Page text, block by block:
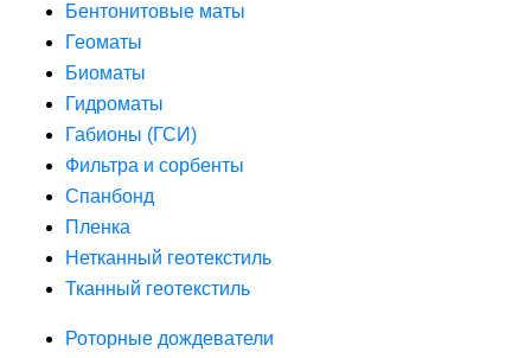
Бентонитовые маты
Геоматы
Биоматы
Гидроматы
Габионы (ГСИ)
Фильтра и сорбенты
Спанбонд
Пленка
Нетканный геотекстиль
Тканный геотекстиль
Роторные дождеватели